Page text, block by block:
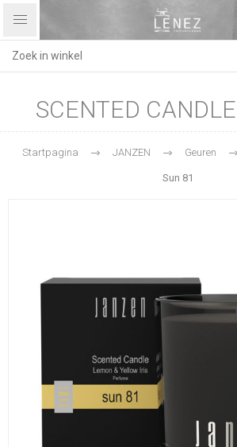
SCENTED
Startpagina JANZEN Geuren
Sun 81